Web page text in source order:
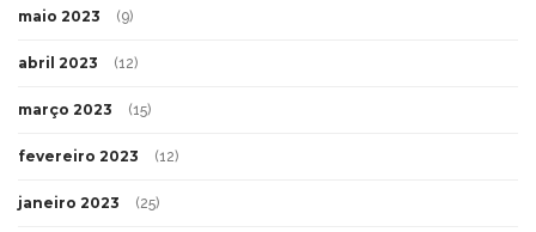
maio 2023 (9)
abril 2023 (12)
março 2023 (15)
fevereiro 2023 (12)
janeiro 2023 (25)